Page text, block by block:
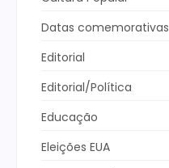
Datas comemorativas
Editorial
Editorial/Política
Educação
Eleições EUA